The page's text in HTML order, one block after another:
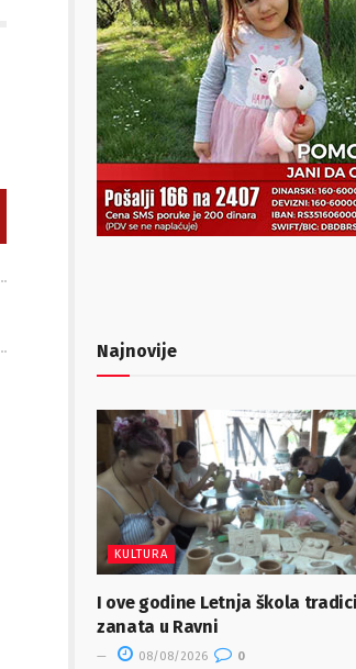
Najnovije
KULTURA
I ove godine Letnja škola
zanata u Ravni
08/08/2026 0